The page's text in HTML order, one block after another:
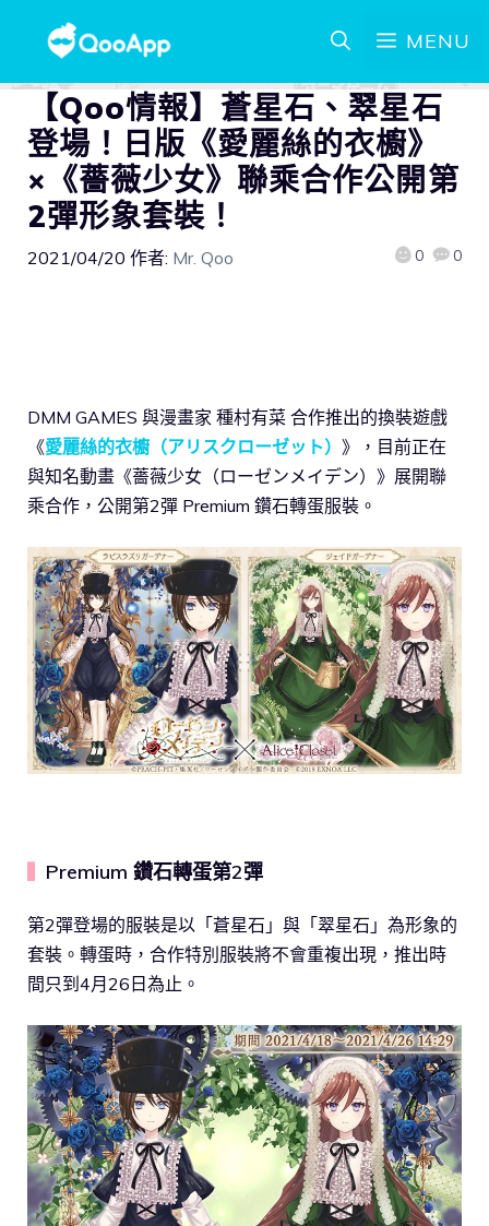
MENU
【Qoo情報】蒼星石、翠星石
登場！日版《愛麗絲的衣櫥》
×《薔薇少女》聯乘合作公開第
2彈形象套裝！
2021/04/20 作者: Mr. Qoo 0 0
DMM GAMES 與漫畫家 種村有菜 合作推出的換裝遊戲
《愛麗絲的衣櫥（アリスクローゼット） 》，目前正在
與知名動畫《薔薇少女（ローゼンメイデン）》展開聯
乘合作，公開第2彈 Premium 鑽石轉蛋服裝。
Premium 鑽石轉蛋第2彈
第2彈登場的服裝是以「蒼星石」與「翠星石」為形象的
套裝。轉蛋時，合作特別服裝將不會重複出現，推出時
間只到4月26日為止。